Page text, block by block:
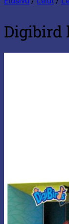
Digibird